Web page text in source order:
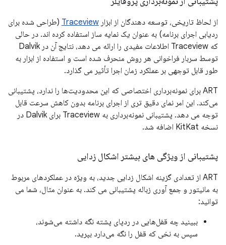
از لحاظ تاریخی، توسعه دهندگان از ابزار Traceview (طراحی شده برای
ردیابی اجرای برنامه) به عنوان یک نمایه ساز استفاده کرده اند. در حالی
که Traceview اطلاعات مفیدی را ارائه می دهد، نتایج آن در Dalvik
توسط سربار فراخوانی هر روش منحرف شده است و استفاده از ابزار به
طور قابل توجهی بر عملکرد زمان اجرا تأثیر می گذارد.
ART برای نمونه‌برداری اختصاصی که این محدودیت‌ها را ندارد، پشتیبانی
می‌کند. این امر نمای دقیق تری از اجرای برنامه بدون کاهش سرعت قابل
توجه می دهد. پشتیبانی نمونه‌برداری به Traceview برای Dalvik در
نسخه KitKat اضافه شد.
پشتیبانی از ویژگی های بیشتر اشکال زدایی
ART از تعدادی گزینه اشکال زدایی جدید، به ویژه در عملکردهای مربوط
به مانیتور و جمع آوری زباله پشتیبانی می کند. به عنوان مثال، شما می
توانید:
ببینید چه قفل‌هایی در ردپای پشته نگه داشته می‌شوند،
سپس به نخی که قفل را نگه می‌دارد بپرید.